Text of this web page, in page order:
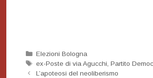
Categorie
Elezioni Bologna
Tag
ex-Poste di via Agucchi,Partito
Navigazione
L’apoteosi del neoliberismo